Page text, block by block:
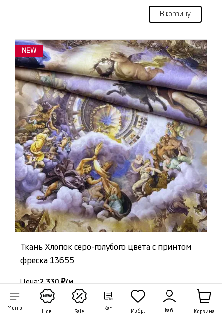
Меню
Нов. Sale
Кат. Избр. Каб. Корзина
В корзину
NEW
Ткань Хлопок серо-голубого цвета с принтом
фреска 13655
Цена:2 330 ₽/м
Артикул: 13655
В наличии 6.50 м